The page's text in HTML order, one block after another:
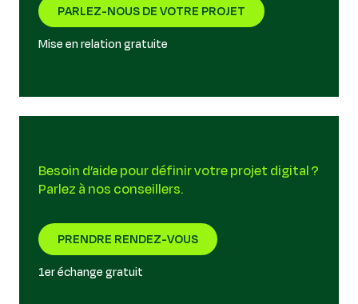
PARLEZ-NOUS DE VOTRE PROJET
Mise en relation gratuite
Besoin d’aide pour définir votre projet digital ?
Parlez à nos conseillers.
PRENDRE RENDEZ-VOUS
1er échange gratuit